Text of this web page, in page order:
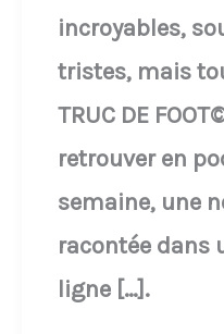
incroyables,
tristes, mais
TRUC DE
retrouver en
semaine, une
racontée dans
ligne […].